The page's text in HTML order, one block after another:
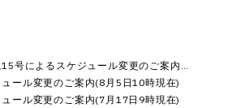
号によるスケジュール変更のご案内(8
ール変更のご案内(8月5日10時現在)
ール変更のご案内(7月17日9時現在)